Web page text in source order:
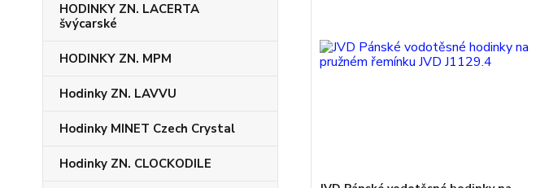
HODINKY ZN. LACERTA
švýcarské
HODINKY ZN. MPM
Hodinky ZN. LAVVU
Hodinky MINET Czech Crystal
Hodinky ZN. CLOCKODILE